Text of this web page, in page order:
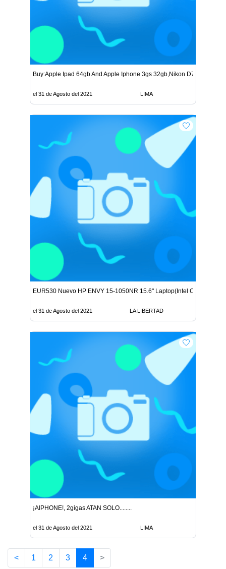
Buy:Apple Ipad 64gb And Apple Iphone 3gs 32gb,Nikon D700
el 31 de Agosto del 2021 LIMA
EUR530 Nuevo HP ENVY 15-1050NR 15.6" Laptop(Intel Core i7-
el 31 de Agosto del 2021 LA LIBERTAD
¡AIPHONE!, 2gigas ATAN SOLO........
el 31 de Agosto del 2021 LIMA
< 1 2 3 4 >